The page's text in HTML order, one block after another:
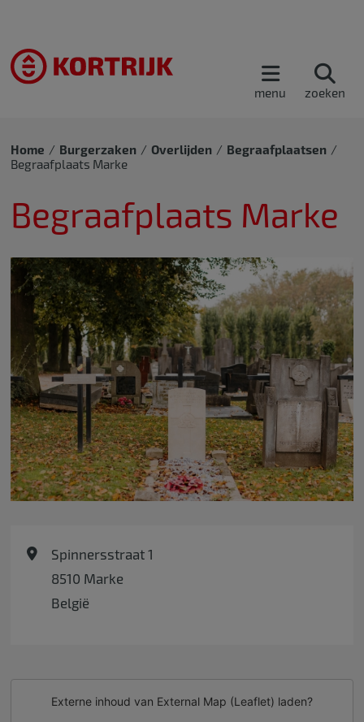
menu zoeken
Home Burgerzaken Overlijden
Begraafplaatsen
Begraafplaats Marke
Begraafplaats Marke
Spinnersstraat 1
8510 Marke
België
Externe inhoud van External Map (Leaflet) laden?